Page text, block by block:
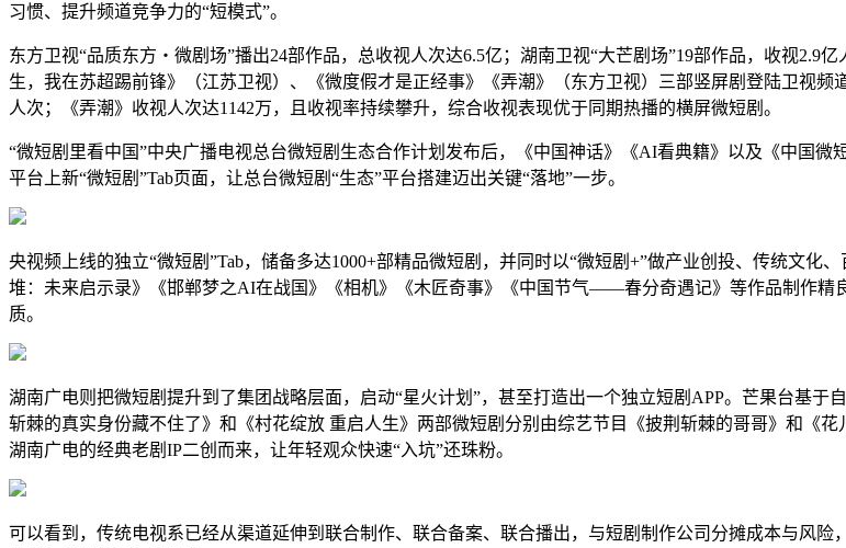
习惯、提升频道竞争力的“短模式”。
东方卫视“品质东方・微剧场”播出24部作品，总收视人次达6.5亿；湖南卫视“大芒剧场”19部作品，收视2.9
生，我在苏超踢前锋》（江苏卫视）、《微度假才是正经事》《弄潮》（东方卫视）三部竖屏剧登陆卫视频
人次；《弄潮》收视人次达1142万，且收视率持续攀升，综合收视表现优于同期热播的横屏微短剧。
“微短剧里看中国”中央广播电视总台微短剧生态合作计划发布后，《中国神话》《AI看典籍》以及《中国微
平台上新“微短剧”Tab页面，让总台微短剧“生态”平台搭建迈出关键“落地”一步。
央视频上线的独立“微短剧”Tab，储备多达1000+部精品微短剧 ，并同时以“微短剧+”做产业创投、传统文化
堆：未来启示录》《邯郸梦之AI在战国》《相机》《木匠奇事》《中国节气——春分奇遇记》等作品制作精
质。
湖南广电则把微短剧提升到了集团战略层面，启动“星火计划”，甚至打造出一个独立短剧APP。芒果台基
斩棘的真实身份藏不住了》和《村花绽放 重启人生》两部微短剧分别由综艺节目《披荆斩棘的哥哥》和《
湖南广电的经典老剧IP二创而来，让年轻观众快速“入坑”还珠粉。
可以看到，传统电视系已经从渠道延伸到联合制作、联合备案、联合播出，与短剧制作公司分摊成本与风